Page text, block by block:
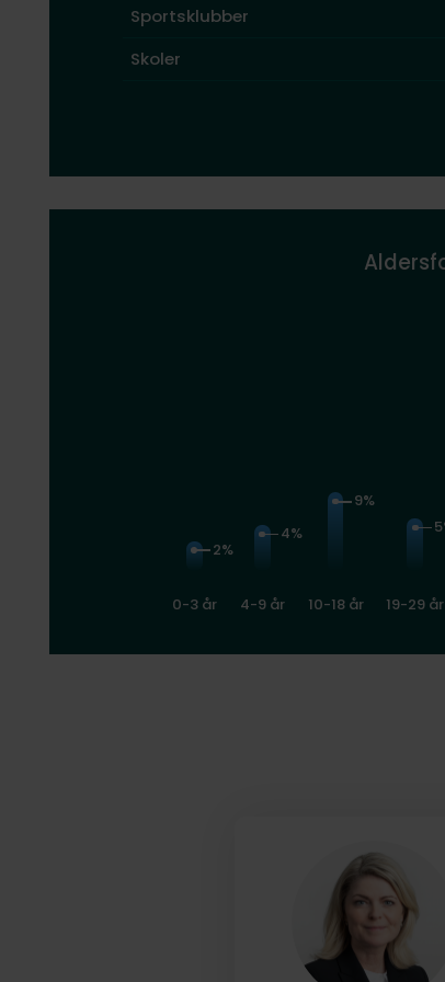
Sportsklubber
Skoler
2%
0-3 år
4%
4-9 år
9%
10-18 år 19-29 år